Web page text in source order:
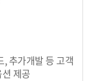
, 추가개발 등 고객
제공